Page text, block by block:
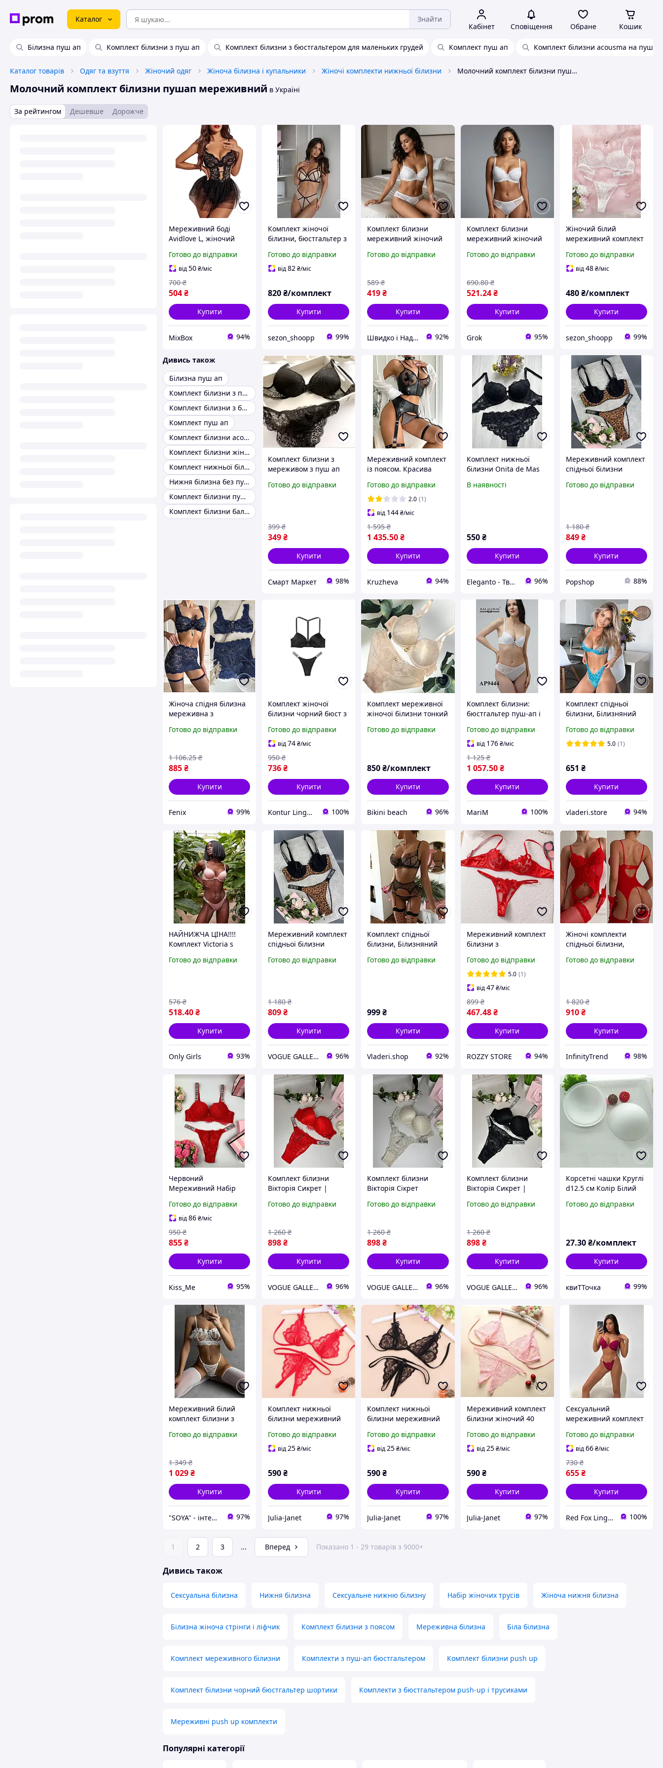
Каталог Знайти
Кабінет Сповіщення Обране Кошик
Білизна пуш ап Комплект білизни з пуш ап Комплект білизни з бюстгальтером для маленьких грудей Комплект пуш ап Комплект білизни acousma на пушап
Каталог товарів Одяг та взуття Жіночий одяг Жіноча білизна і купальники Жіночі комплекти нижньої білизни Молочний комплект білизни пушап мереживний
Молочний комплект білизни пушап мереживний в Україні
За рейтингом Дешевше Дорожче
Мереживний боді
Avidlove L, жіночий
пуш-ап, знімною міні-
спідницею та
регульованими
бретелями
Готово до відправки
від50₴/міс
504₴
700 ₴
Купити
MixBox 94%
Комплект жіночої
білизни, бюстгальтер з
трусики сітка сліп
Готово до відправки
від82₴/міс
820₴/комплект
Купити
sezon_shoopp 99%
Комплект білизни
мереживний жіночий
бюстгальтер з пуш-ап
повсякденного носіння
з
Готово до відправки
419₴
589 ₴
Купити
Швидко і Надійно 92%
Комплект білизни
мереживний жіночий
молочний 85B набір
та трусики сліпи
вишуканого
романтичного
Готово до відправки
521.24 ₴
690.80 ₴
Купити
Grok 95%
Жіночий білий
мереживний комплект
бюстгальтер на
кісточках без поролону
Готово до відправки
від48₴/міс
480₴/комплект
Купити
sezon_shoopp 99%
Дивись також
Білизна пуш ап
Комплект білизни з пуш ап
Комплект білизни з бюстгальтером для маленьких грудей
Комплект пуш ап
Комплект білизни acousma на пушап
Комплект білизни жіночий пуш ап
Комплект нижньої білизни з м'якою чашкою
Нижня білизна без пуш апа
Комплект білизни пушап 75B
Комплект білизни балконет
Комплект білизни з
мереживом з пуш ап
34/75B
Готово до відправки
349₴
399 ₴
Купити
Смарт Маркет 98%
Мереживний комплект
із поясом. Красива
білизна. Сексуальний
мереживний комплект
із поясом ліф із
кісточками,
Готово до відправки
2.0 (1)
від 144₴/міс
1 435.50₴
1 595 ₴
Купити
Кruzheva 94%
Комплект нижньої
білизни Onita de Mas
жіночий, мереживний,
В наявності
550 ₴
Купити
Eleganto - Твоя ідеальна нижня білизна 96%
Мереживний комплект
спідньої білизни
пушап леопардовий зі
Готово до відправки
849₴
1 180 ₴
Купити
Popshop 88%
Жіноча спідня білизна
мереживна з
Сексуальний комплект
білизни для дівчат
Готово до відправки
885₴
1 106.25 ₴
Купити
Fenix 99%
Комплект жіночої
білизни чорний бюст з
білизна жіноча
Готово до відправки
від74₴/міс
736₴
950 ₴
Купити
Kontur Lingerie 100%
Комплект мереживної
жіночої білизни тонкий
2343k Weiyesi Бежевий
Готово до відправки
850₴/комплект
Купити
Bikini beach 96%
Комплект білизни:
бюстгальтер пуш-ап і
Готово до відправки
від 176 ₴/міс
1 057.50 ₴
1 125 ₴
Купити
MariM 100%
Комплект спідньої
білизни, Білизняний
спідньої білизни,
Мереживна білизна,
Готово до відправки
5.0 (1)
651 ₴
Купити
vladeri.store 94%
НАЙНИЖЧА ЦІНА!!!!
Комплект Victoria s
Вікторія Сікрет
Готово до відправки
518.40₴
576 ₴
Купити
Only Girls 93%
Мереживний комплект
спідньої білизни
пушап леопардовий зі
Готово до відправки
809₴
1 180 ₴
Купити
VOGUE GALLERY 96%
Комплект спідньої
білизни, Білизняний
спідньої білизни,
Готово до відправки
999₴
Купити
Vladeri.shop 92%
Мереживний комплект
білизни з
сітчаста білизна з
мережива бюстгальтер
з кісточками Червоний
S
Готово до відправки
5.0 (1)
від47 ₴/міс
467.48 ₴
899 ₴
Купити
ROZZY STORE 94%
Жіночі комплекти
спідньої білизни,
панчохами, Гарний
Готово до відправки
910₴
1 820 ₴
Купити
InfinityTrend 98%
Червоний
Мереживний Набір
Вікторія Сікрет
Жіночий зі Стразами
Пуш Ап Еротичний
Комплект Victoria s
Secret
Готово до відправки
від86₴/міс
855₴
950 ₴
Купити
Kiss_Me 95%
Комплект білизни
Вікторія Сикрет |
білизна ліф з пуш апом
Secret
Готово до відправки
898₴
1 260 ₴
Купити
VOGUE GALLERY 96%
Комплект білизни
Вікторія Сікрет
спідня білизна ліф з
Victoria`s Secret
Готово до відправки
898₴
1 260 ₴
Купити
VOGUE GALLERY 96%
Комплект білизни
Вікторія Сикрет |
білизна ліф з пуш апом
Secret
Готово до відправки
898 ₴
1 260 ₴
Купити
VOGUE GALLERY 96%
Корсетні чашки Круглі
d12.5 см Колір Білий
без кісточки,
Готово до відправки
27.30₴/комплект
Купити
квиТТочка 99%
Мереживний білий
комплект білизни з
та панчохами
пояс), S L
Готово до відправки
1 029₴
1 349 ₴
Купити
"SOYA" - інтернет-магазин 97%
Комплект нижньої
білизни мереживний
Готово до відправки
від25₴/міс
590₴
Купити
Julia-Janet 97%
Комплект нижньої
білизни мереживний
Готово до відправки
від25₴/міс
590₴
Купити
Julia-Janet 97%
Мереживний комплект
білизни жіночий 40
Готово до відправки
від25 ₴/міс
590 ₴
Купити
Julia-Janet 97%
Сексуальний
мереживний комплект
подвійний пуш ап
бразиліана розмір 75C
Готово до відправки
від66₴/міс
655₴
730 ₴
Купити
Red Fox Lingerie 100%
1 2 3 ... Вперед Показано 1 - 29 товарів з 9000+
Дивись також
Сексуальна білизна Нижня білизна Сексуальне нижню білизну Набір жіночих трусів Жіноча нижня білизна
Білизна жіноча стрінги і ліфчик Комплект білизни з поясом Мереживна білизна Біла білизна
Комплект мереживного білизни Комплекти з пуш-ап бюстгальтером Комплект білизни push up
Комплект білизни чорний бюстгальтер шортики Комплекти з бюстгальтером push-up і трусиками
Мереживні push up комплекти
Популярні категорії